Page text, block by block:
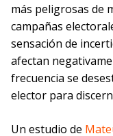
más peligrosas de
campañas
sensación de
afectan
frecuencia se
elector para
Un estudio de